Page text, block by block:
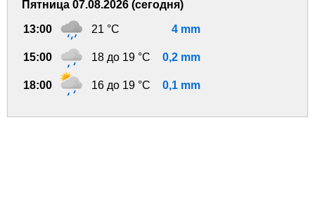
Пятница 07.08.2026 (сегодня)
13:00 21 °C 4 mm
15:00 18 до 19 °C 0,2 mm
18:00 16 до 19 °C 0,1 mm